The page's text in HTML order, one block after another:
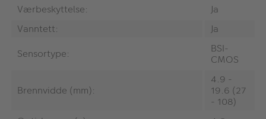
Værbeskyttelse:
Ja
Vanntett:
Ja
Sensortype:
BSI-
CMOS
Brennvidde (mm):
4.9 -
19.6 (27
- 108)